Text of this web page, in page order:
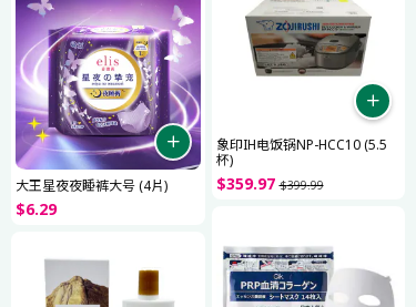
象印IH电饭锅NP-HCC10 (5.5
杯)
$359.97 $399.99
大王星夜夜睡裤大号 (4片)
$6.29